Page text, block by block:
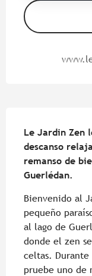
Le Jardin Zen
descanso
remanso de
Guerlédan.
Bienvenido al
pequeño
al lago de
donde el zen
celtas. Durante
pruebe uno de